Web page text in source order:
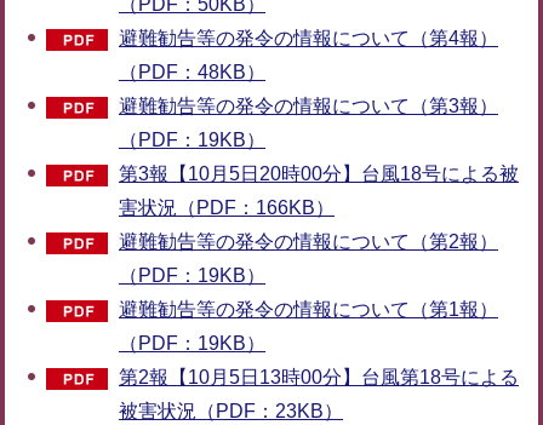
（PDF：50KB）
避難勧告等の発令の情報について（第4報）
（PDF：48KB）
避難勧告等の発令の情報について（第3報）
（PDF：19KB）
第3報【10月5日20時00分】台風18号による被
害状況（PDF：166KB）
避難勧告等の発令の情報について（第2報）
（PDF：19KB）
避難勧告等の発令の情報について（第1報）
（PDF：19KB）
第2報【10月5日13時00分】台風第18号による
被害状況（PDF：23KB）